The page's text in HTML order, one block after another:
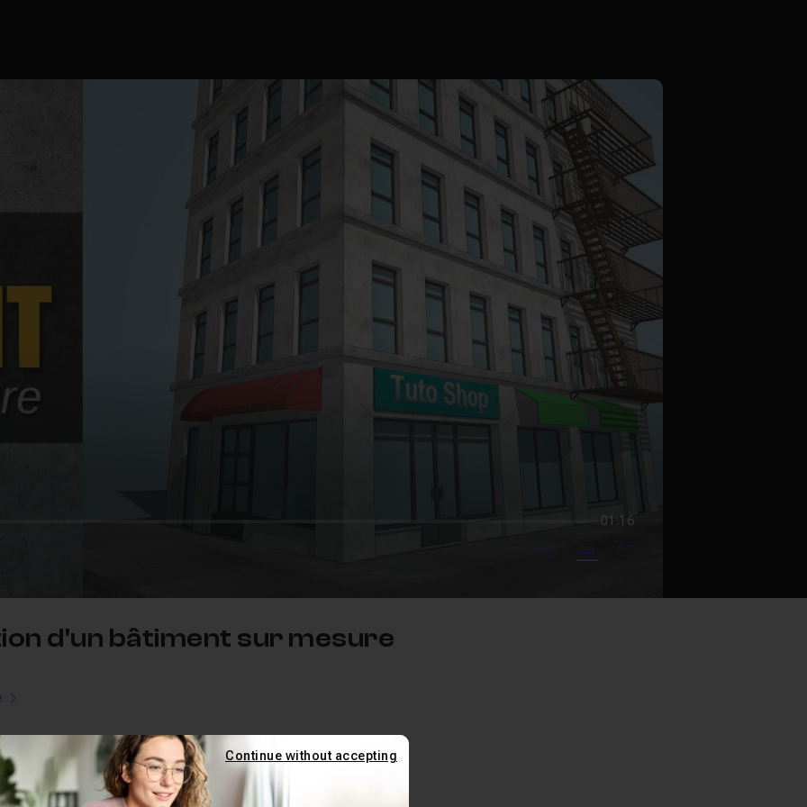
01:16
mute video
SubtitlesFullscreen
d'un bâtiment sur mesure